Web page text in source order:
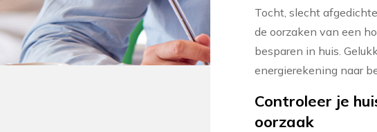
Tocht, slecht
de oorzaken van een
besparen in huis.
energierekening naar
Controleer je
oorzaak